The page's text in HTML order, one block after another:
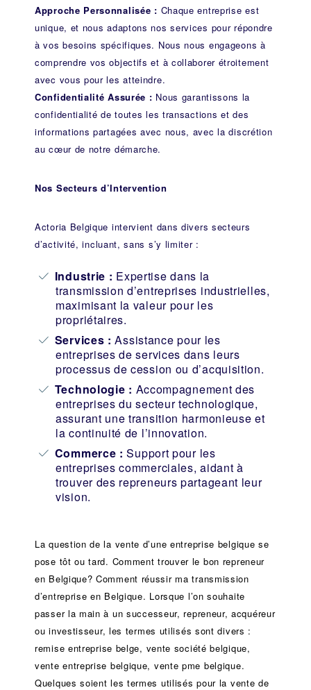
Approche Personnalisée : Chaque entreprise est
unique, et nous adaptons nos services pour répondre
à vos besoins spécifiques. Nous nous engageons à
comprendre vos objectifs et à collaborer étroitement
avec vous pour les atteindre.
Confidentialité Assurée : Nous garantissons la
confidentialité de toutes les transactions et des
informations partagées avec nous, avec la discrétion
au cœur de notre démarche.
Nos Secteurs d’Intervention
Actoria Belgique intervient dans divers secteurs
d’activité, incluant, sans s’y limiter :
Industrie : Expertise dans la
transmission d’entreprises industrielles,
maximisant la valeur pour les
propriétaires.
Services : Assistance pour les
entreprises de services dans leurs
processus de cession ou d’acquisition.
Technologie : Accompagnement des
entreprises du secteur technologique,
assurant une transition harmonieuse et
la continuité de l’innovation.
Commerce : Support pour les
entreprises commerciales, aidant à
trouver des repreneurs partageant leur
vision.
La question de la vente d’une entreprise belgique se
pose tôt ou tard. Comment trouver le bon repreneur
en Belgique? Comment réussir matransmission
d’entreprise en Belgique. Lorsque l’on souhaite
passer la main à un successeur, repreneur, acquéreur
ouinvestisseur, les termes utilisés sont divers :
remise entreprise belge, vente société belgique,
vente entreprise belgique, vente pme belgique.
Quelques soient les termes utilisés pour la vente de